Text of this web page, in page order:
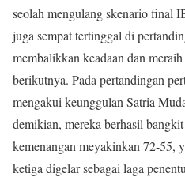
seolah mengulang skenario final
juga sempat tertinggal di
membalikkan keadaan dan
berikutnya. Pada pertandingan
mengakui keunggulan Satria
demikian, mereka berhasil
kemenangan meyakinkan 72-55,
ketiga digelar sebagai laga